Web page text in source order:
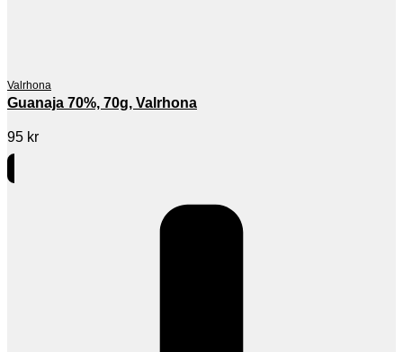
Valrhona
Guanaja 70%, 70g, Valrhona
95 kr